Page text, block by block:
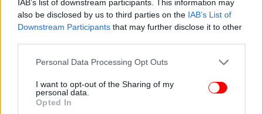
IAB’s list of downstream participants. This information may
also be disclosed by us to third parties on the IAB’s List of
Downstream Participants that may further disclose it to other
Please note that this website/app uses one or more Google
not limited to your visit or usage behaviour. You may click to
grant or deny consent to Google and its third-party tags to
use your data for below specified purposes in below Google
Personal Data Processing Opt Outs
I want to opt-out of the Sharing of my
personal data.
Opted In